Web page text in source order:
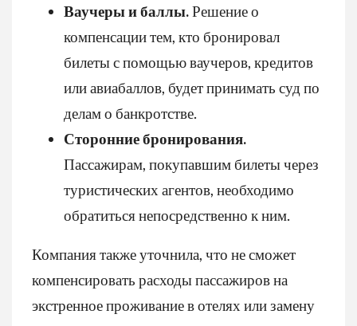
Ваучеры и баллы.Решение о
компенсации тем, кто бронировал
билеты с помощью ваучеров, кредитов
или авиабаллов, будет принимать суд по
делам о банкротстве.
Сторонние бронирования.
Пассажирам, покупавшим билеты через
туристических агентов, необходимо
обратиться непосредственно к ним.
Компания также уточнила, что не сможет
компенсировать расходы пассажиров на
экстренное проживание в отелях или замену